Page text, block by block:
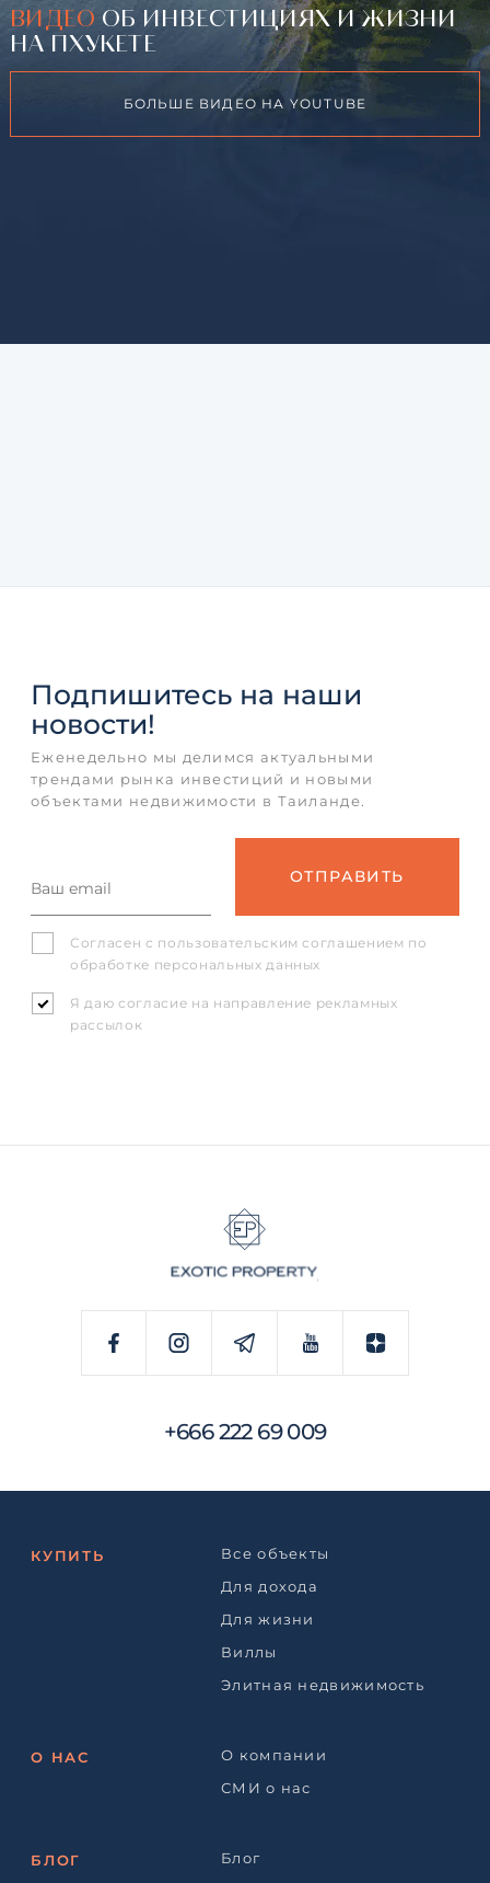
ВИДЕО ОБ ИНВЕСТИЦИЯХ И ЖИЗНИ
НА ПХУКЕТЕ
БОЛЬШЕ ВИДЕО НА YOUTUBE
Подпишитесь на наши
новости!
Еженедельно мы делимся актуальными
трендами рынка инвестиций и новыми
объектами недвижимости в Таиланде.
Согласен с пользовательским соглашением по
обработке персональных данных
Я даю согласие на направление рекламных
рассылок
+666 222 69 009
КУПИТЬ
Все объекты
Для дохода
Для жизни
Виллы
Элитная недвижимость
О НАС
О компании
СМИ о нас
БЛОГ
Блог